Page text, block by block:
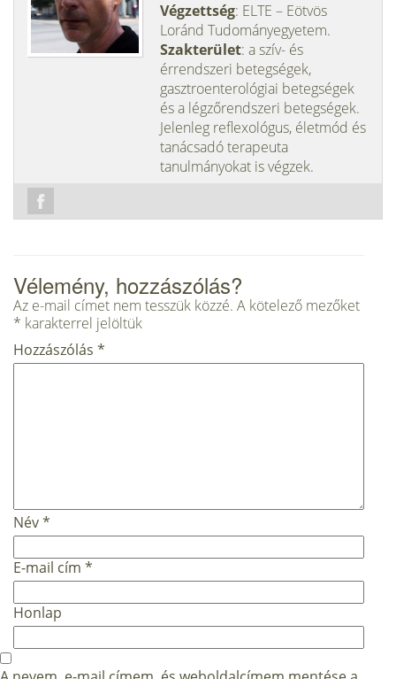
Végzettség: ELTE – Eötvös
Loránd Tudományegyetem.
Szakterület: a szív- és
érrendszeri betegségek,
gasztroenterológiai betegségek
és a légzőrendszeri betegségek.
Jelenleg reflexológus, életmód és
tanácsadó terapeuta
tanulmányokat is végzek.
Vélemény, hozzászólás?
Az e-mail címet nem tesszük közzé. A kötelező mezőket
* karakterrel jelöltük
Hozzászólás *
Név*
E-mail cím *
Honlap